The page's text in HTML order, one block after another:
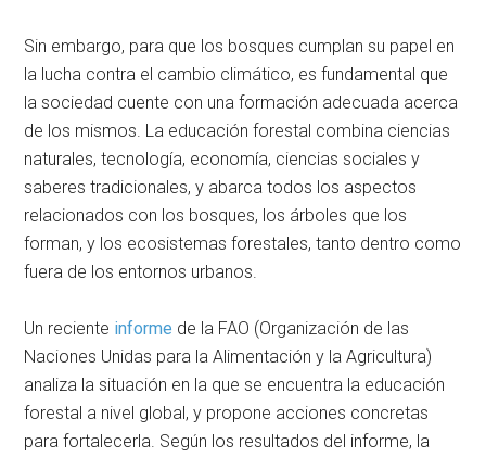
Sin embargo, para que los bosques cumplan su papel en
la lucha contra el cambio climático, es fundamental que
la sociedad cuente con una formación adecuada acerca
de los mismos. La educación forestal combina ciencias
naturales, tecnología, economía, ciencias sociales y
saberes tradicionales, y abarca todos los aspectos
relacionados con los bosques, los árboles que los
forman, y los ecosistemas forestales, tanto dentro como
fuera de los entornos urbanos.
Un reciente informe de la FAO (Organización de las
Naciones Unidas para la Alimentación y la Agricultura)
analiza la situación en la que se encuentra la educación
forestal a nivel global, y propone acciones concretas
para fortalecerla. Según los resultados del informe, la